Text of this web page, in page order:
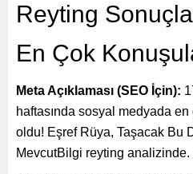
Reyting
En Çok
Meta Açıklaması (SEO İçin):
haftasında sosyal medyada
oldu! Eşref Rüya, Taşacak Bu
MevcutBilgi reyting